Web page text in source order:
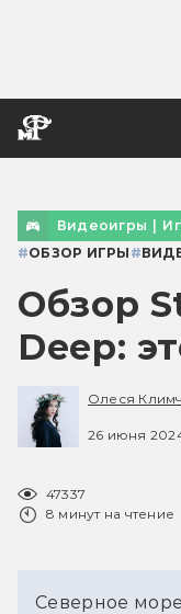
Видеоигры |
#ОБЗОР ИГРЫ #
Обзор
Deep:
Олеся
26 июня
47337
8 минут на чтение
Северное